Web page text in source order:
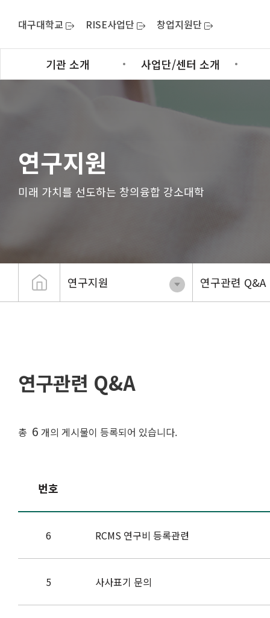
대구대학교 RISE사업단 창업지원단
기관 소개 사업단/센터 소개
연구지원
미래 가치를 선도하는 창의융합 강소대학
연구지원 연구관련 Q&A
연구관련 Q&A
총 6 개의 게시물이 등록되어 있습니다.
번호
6 RCMS 연구비 등록관련
5 사사표기 문의